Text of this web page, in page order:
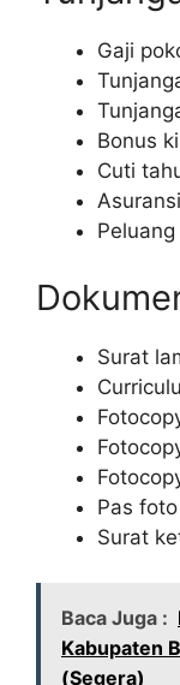
Gaji
Bonus
Cuti
Surat
Pas
Surat
Baca Juga :
Kabupaten
(Segera)